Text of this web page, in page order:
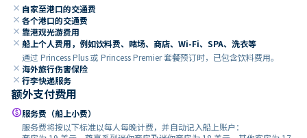
close 自家至港口的交通费
close 各个港口的交通费
close 靠港观光游费用
close 船上个人费用，例如饮料费、赌场、商店、Wi-Fi、SPA、洗衣等
通过 Princess Plus 或 Princess Premier 套餐预订时，已包含饮料费用。
close 海外旅行伤害保险
close 行李快递服务
额外支付费用
paid服务费（船上小费）
服务费将按以下标准以每人每晚计费，并自动记入船上账户：